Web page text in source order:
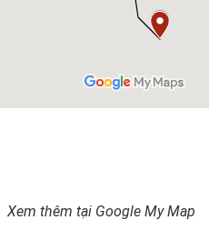
Xem thêm tại Google My Map